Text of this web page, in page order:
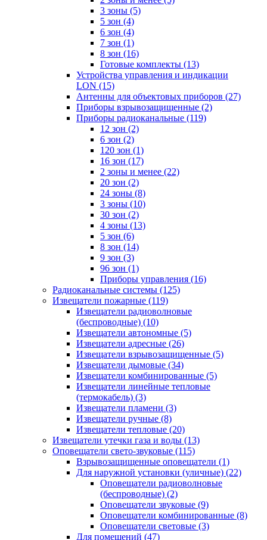
3 зоны (5)
5 зон (4)
6 зон (4)
7 зон (1)
8 зон (16)
Готовые комплекты (13)
Устройства управления и индикации
LON (15)
Антенны для объектовых приборов (27)
Приборы взрывозащищенные (2)
Приборы радиоканальные (119)
12 зон (2)
6 зон (2)
120 зон (1)
16 зон (17)
2 зоны и менее (22)
20 зон (2)
24 зоны (8)
3 зоны (10)
30 зон (2)
4 зоны (13)
5 зон (6)
8 зон (14)
9 зон (3)
96 зон (1)
Приборы управления (16)
Радиоканальные системы (125)
Извещатели пожарные (119)
Извещатели радиоволновые
(беспроводные) (10)
Извещатели автономные (5)
Извещатели адресные (26)
Извещатели взрывозащищенные (5)
Извещатели дымовые (34)
Извещатели комбинированные (5)
Извещатели линейные тепловые
(термокабель) (3)
Извещатели пламени (3)
Извещатели ручные (8)
Извещатели тепловые (20)
Извещатели утечки газа и воды (13)
Оповещатели свето-звуковые (115)
Взрывозащищенные оповещатели (1)
Для наружной установки (уличные) (22)
Оповещатели радиоволновые
(беспроводные) (2)
Оповещатели звуковые (9)
Оповещатели комбинированные (8)
Оповещатели световые (3)
Для помещений (47)